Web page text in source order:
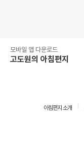
모바일 앱 다운로드
고도원의 아침편지
아침편지 소개